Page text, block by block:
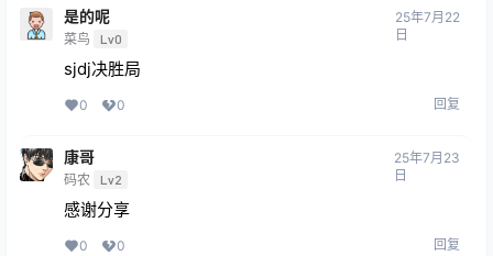
是的呢
菜鸟 Lv0
25年7月22
日
sjdj决胜局
0 0 回复
康哥
码农 Lv2
25年7月23
日
感谢分享
0 0 回复